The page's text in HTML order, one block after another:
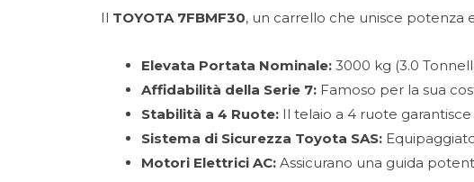
Il TOYOTA 7FBMF30, un carrello che unisce potenza
Elevata Portata Nominale: 3000 kg (3.0
Affidabilità della Serie 7: Famoso per la sua
Stabilità a 4 Ruote: Il telaio a 4 ruote
Sistema di Sicurezza Toyota SAS:
Motori Elettrici AC: Assicurano una guida